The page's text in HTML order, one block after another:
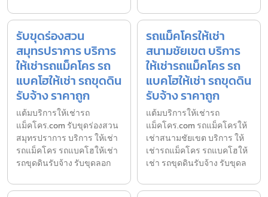
รับขุดร่องสวน
สมุทรปราการ บริการ
ให้เช่ารถแม็คโคร รถ
แบคโฮให้เช่า รถขุดดิน
รับจ้าง ราคาถูก
แต้มบริการให้เช่ารถ
แม็คโคร.com รับขุดร่องสวน
สมุทรปราการ บริการ ให้เช่า
รถแม็คโคร รถแบคโฮให้เช่า
รถขุดดินรับจ้าง รับขุดลอก
รถแม็คโครให้เช่า
สนามชัยเขต บริการ
ให้เช่ารถแม็คโคร รถ
แบคโฮให้เช่า รถขุดดิน
รับจ้าง ราคาถูก
แต้มบริการให้เช่ารถ
แม็คโคร.com รถแม็คโครให้
เช่าสนามชัยเขต บริการ ให้
เช่ารถแม็คโคร รถแบคโฮให้
เช่า รถขุดดินรับจ้าง รับขุดล